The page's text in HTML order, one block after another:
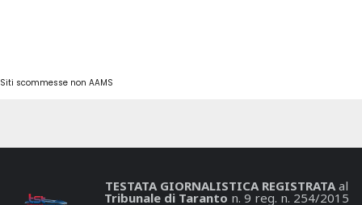
Siti scommesse non AAMS
TESTATA GIORNALISTICA REGISTRATAal
Tribunale di Taranto n. 9 reg. n. 254/2015